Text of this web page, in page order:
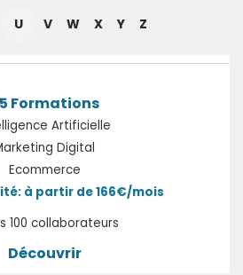
U V W X Y Z
Formations
Artificielle
Digital
Ecommerce
à partir de 166€/mois
100 collaborateurs
Découvrir